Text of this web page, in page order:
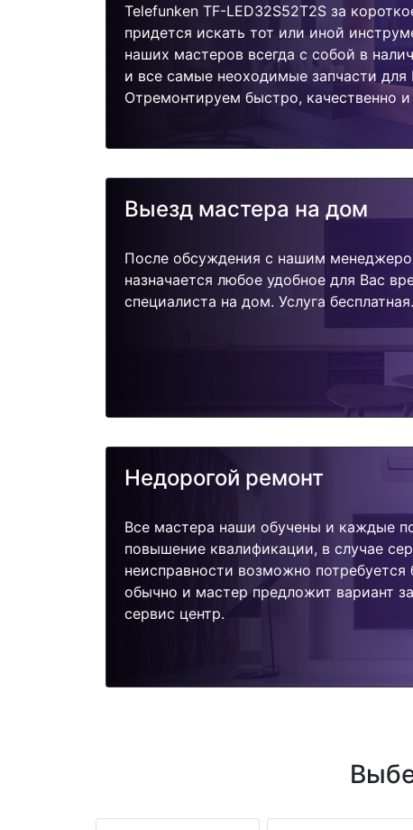
Telefunken TF-LED32S52T2S за
придется искать тот или иной
наших мастеров всегда с собой в
и все самые неоходимые запчасти для
Отремонтируем быстро, качественно
Выезд мастера на дом
После обсуждения с нашим
назначается любое удобное для Вас
специалиста на дом. Услуга бесплатная.
Недорогой ремонт
Все мастера наши обучены и каждые
повышение квалификации, в случае
неисправности возможно
обычно и мастер предложит вариант
сервис центр.